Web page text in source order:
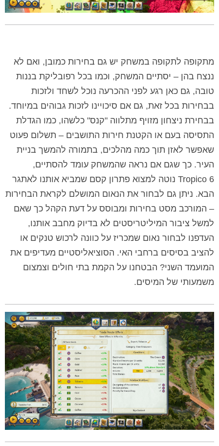
מתקופה לתקופה במשחק יש גם בחירות כמובן, ואם לא
ננצח בהן – יסתיים המשחק, וכמו בכל רפובליקת בננות
טובה, גם כאן רגע לפני ההכרעה נוכל לשחד ולזכות
בבחירות בכל זאת, גם אם סיכויינו לזכות גבוהים במיוחד.
בבחירת ניצחון מזויף מתלווה "קנס" כלשהו, כמו הגדלת
התסיסה בעם או הקטנת חירות התושבים – תשלום פעוט
שאפשר לאזן תוך כמה מהלכים, בתמורה להמשך בניית
העיר. כך שגם אם נראה שהמשחק עומד להסתיים,
Tropico 6 נוטה למצוא פתרון קסם שמביא אותנו לאתגר
הבא. ניתן גם לבחור את הנאום המושלם לקראת הבחירות
– המורכב מסט בחירות ומבוסס על דעת הקהל כך שאם
למשל ציבור המיליטריסטים לא בדיוק מחבב אותנו,
העדפנו לבחור נאום שמכריז על כוונה לרכוש טנקים או
להציב בסיסים ברחבי האי. הסוציאליסטיים מעדיפים את
המועמד השני? הבטחנו על הקמת בתי חולים וצמצום
משמעותי של המיסים.